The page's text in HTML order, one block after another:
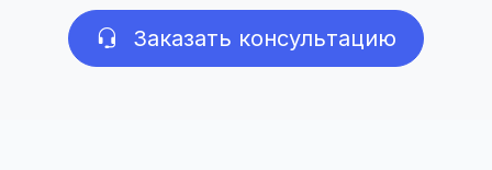
Заказать консультацию